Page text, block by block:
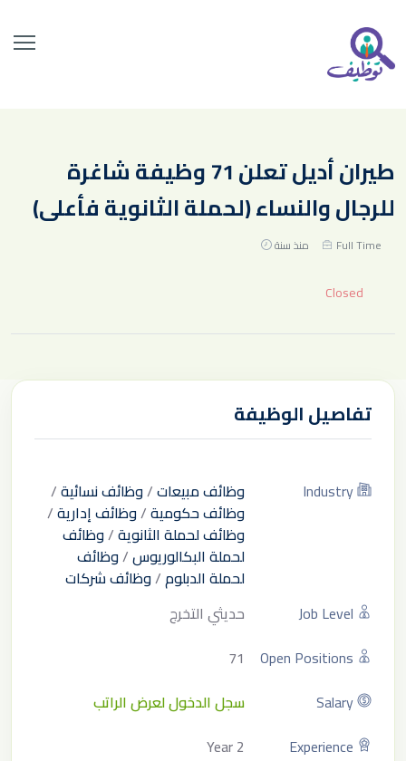
طيران أديل تعلن 71 وظيفة شاغرة
للرجال والنساء (لحملة الثانوية فأعلى)
Full Time منذ سنة
Closed
تفاصيل الوظيفة
Industry وظائف مبيعات/وظائف نسائية/
وظائف حكومية/وظائف إدارية/
وظائف لحملة الثانوية/وظائف
لحملة البكالوريوس/وظائف
لحملة الدبلوم/وظائف شركات
Job Level
حديثي التخرج
Open Positions
71
Salary
سجل الدخول لعرض الراتب
Experience
2 Year